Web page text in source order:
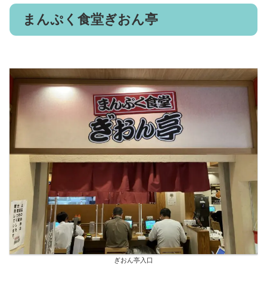
まんぷく食堂ぎおん亭
ぎおん亭入口